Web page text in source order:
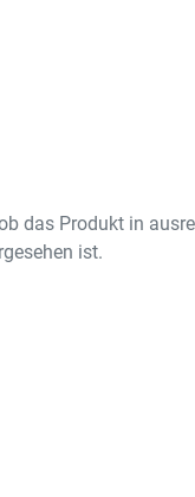
das Produkt in
ist.